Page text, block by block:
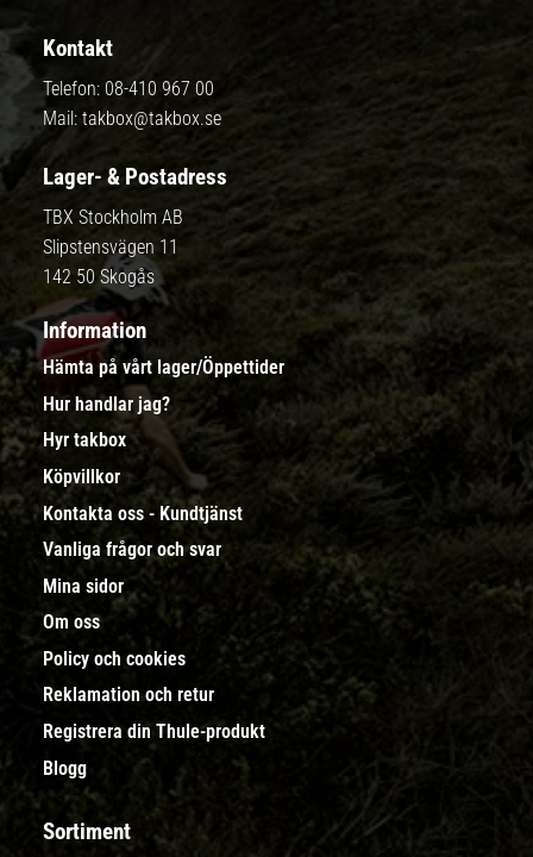
Kontakt
Telefon: 08-410 967 00
Mail: takbox@takbox.se
Lager- & Postadress
TBX Stockholm AB
Slipstensvägen 11
142 50 Skogås
Information
Hämta på vårt lager/Öppettider
Hur handlar jag?
Hyr takbox
Köpvillkor
Kontakta oss - Kundtjänst
Vanliga frågor och svar
Mina sidor
Om oss
Policy och cookies
Reklamation och retur
Registrera din Thule-produkt
Blogg
Sortiment